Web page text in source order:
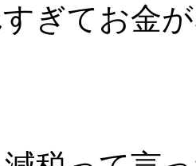
ぎてお金